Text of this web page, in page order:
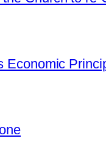
Economic